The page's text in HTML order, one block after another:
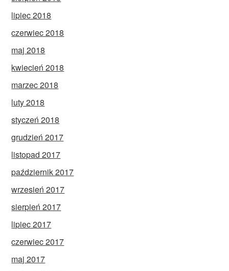
lipiec 2018
czerwiec 2018
maj 2018
kwiecień 2018
marzec 2018
luty 2018
styczeń 2018
grudzień 2017
listopad 2017
październik 2017
wrzesień 2017
sierpień 2017
lipiec 2017
czerwiec 2017
maj 2017